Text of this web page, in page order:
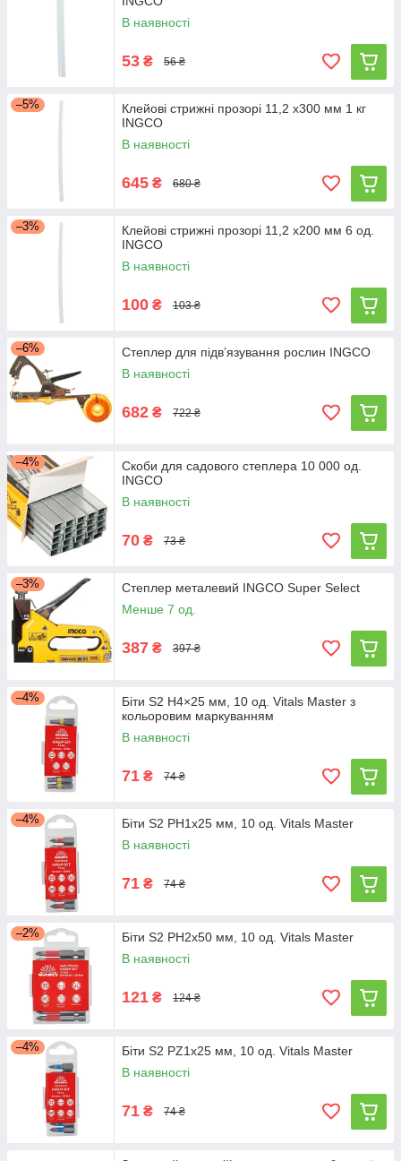
В наявності
53 ₴ 56 ₴
–5%
Клейові стрижні прозорі 11,2 х300 мм 1 кг
INGCO
В наявності
645 ₴ 680 ₴
–3%
Клейові стрижні прозорі 11,2 х200 мм 6 од.
INGCO
В наявності
100 ₴ 103 ₴
–6%
Степлер для підв’язування рослин INGCO
В наявності
682 ₴ 722 ₴
–4%
Скоби для садового степлера 10 000 од.
INGCO
В наявності
70 ₴ 73 ₴
–3%
Степлер металевий INGCO Super Select
Менше 7 од.
387 ₴ 397 ₴
–4%
Біти S2 H4×25 мм, 10 од. Vitals Master з
кольоровим маркуванням
В наявності
71 ₴ 74 ₴
–4%
Біти S2 PH1х25 мм, 10 од. Vitals Master
В наявності
71 ₴ 74 ₴
–2%
Біти S2 PH2х50 мм, 10 од. Vitals Master
В наявності
121 ₴ 124 ₴
–4%
Біти S2 PZ1х25 мм, 10 од. Vitals Master
В наявності
71 ₴ 74 ₴